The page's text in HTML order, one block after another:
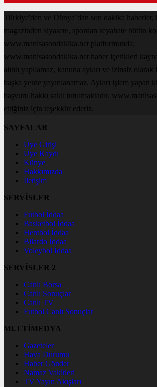
Türkiye'den ve Dünya’dan son dakika haberler,
magazinden siyasete, spordan seyahate bütün
www.manisasondakika.net platformunda;
www.manisasondakika.net haber içerikleri
alıntı yapılamaz, kanuna aykırı ve izinsiz
başka yerde yayınlanamaz. Aykırı işlem yapan
başvuru hakkı saklı tutulmaktadır.
ettiğiniz için teşekkür ederiz.
SAYFALAR
Üye Girişi
Üye Kaydı
Künye
Hakkımızda
İletişim
SERVİSLER
Futbol İddaa
Basketbol İddaa
Hentbol İddaa
Bilardo İddaa
Voleybol İddaa
SERVİSLER 2
Canlı Borsa
Canlı Sonuçlar
Canlı TV
Futbol Canlı Sonuçlar
MULTİMEDYA
Gazeteler
Hava Durumu
Haber Gönder
Namaz Vakitleri
TV Yayın Akışları